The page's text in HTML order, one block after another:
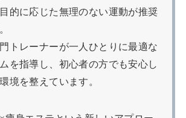
的に応じた無理のない運動が推奨
トレーナーが一人ひとりに最適な
を指導し、初心者の方でも安心し
境を整えています。